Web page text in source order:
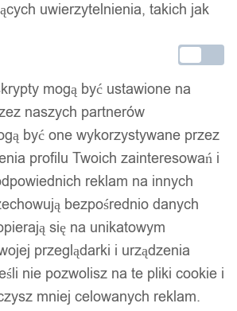
uwierzytelnienia, takich jak
mogą być ustawione na
naszych partnerów
być one wykorzystywane przez
profilu Twoich zainteresowań i
reklam na innych
bezpośrednio danych
się na unikatowym
przeglądarki i urządzenia
nie pozwolisz na te pliki cookie i
mniej celowanych reklam.